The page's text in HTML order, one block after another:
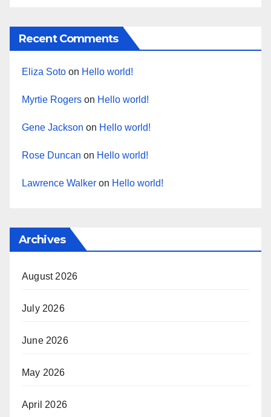
Recent Comments
Eliza Soto on Hello world!
Myrtie Rogers on Hello world!
Gene Jackson on Hello world!
Rose Duncan on Hello world!
Lawrence Walker on Hello world!
Archives
August 2026
July 2026
June 2026
May 2026
April 2026